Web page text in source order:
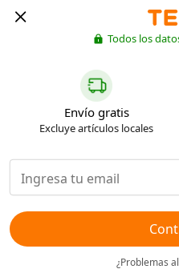
Todos los
Envío gratis
Excluye artículos locales
¿Problemas